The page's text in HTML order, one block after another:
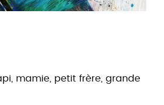
mamie, petit frère, grande